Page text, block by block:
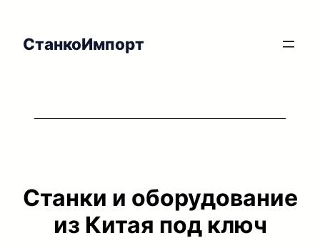
СтанкоИмпорт
Станки и оборудование
из Китая под ключ